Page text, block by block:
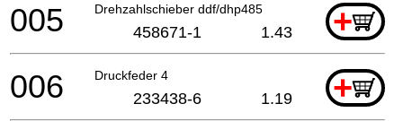
Drehzahlschieber ddf/dhp485 +
005 458671-1 1.43
Druckfeder 4 +
006 233438-6 1.19